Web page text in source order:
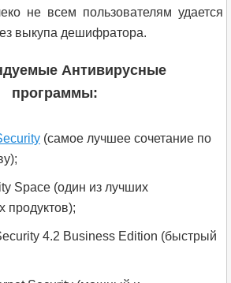
не всем пользователям удается
выкупа дешифратора.
Антивирусные
программы:
(самое лучшее сочетание по
Space (один из лучших
продуктов);
4.2 Business Edition (быстрый